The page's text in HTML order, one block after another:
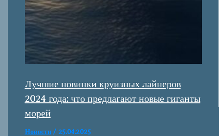
Лучшие новинки круизных лайнеров
2024 года: что предлагают новые гиганты
морей
Новости/ 25.04.2025